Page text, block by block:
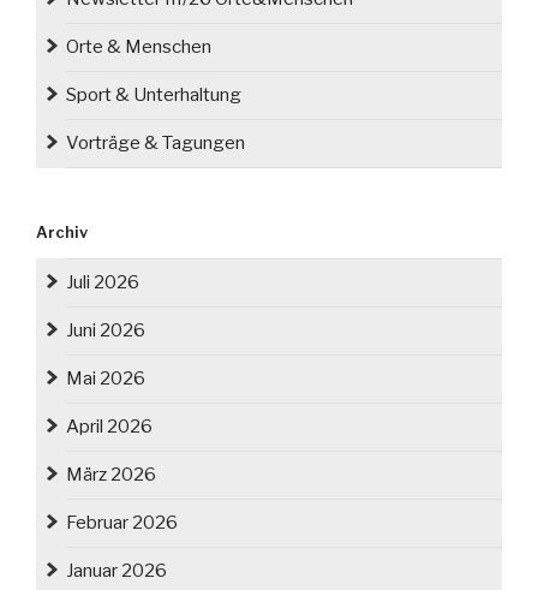
Orte & Menschen
Sport & Unterhaltung
Vorträge & Tagungen
Archiv
Juli 2026
Juni 2026
Mai 2026
April 2026
März 2026
Februar 2026
Januar 2026